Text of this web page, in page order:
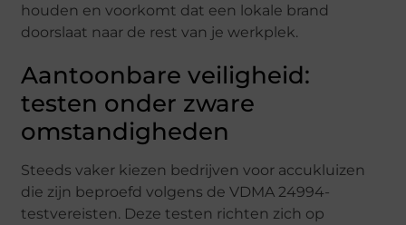
houden en voorkomt dat een lokale brand
doorslaat naar de rest van je werkplek.
Aantoonbare veiligheid:
testen onder zware
omstandigheden
Steeds vaker kiezen bedrijven voor accukluizen
die zijn beproefd volgens de VDMA 24994-
testvereisten. Deze testen richten zich op